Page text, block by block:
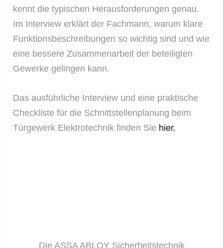
kennt die typischen Herausforderungen genau.
Im Interview erklärt der Fachmann, warum klare
Funktionsbeschreibungen so wichtig sind und wie
eine bessere Zusammenarbeit der beteiligten
Gewerke gelingen kann.
Das ausführliche Interview und eine praktische
Checkliste für die Schnittstellenplanung beim
Türgewerk Elektrotechnik finden Sie hier.
Die ASSA ABLOY Sicherheitstechnik